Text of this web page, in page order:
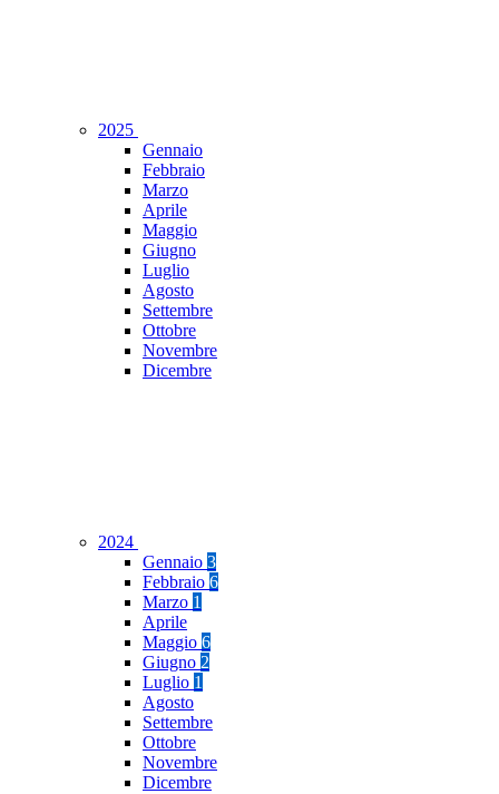
2025
Gennaio
Febbraio
Marzo
Aprile
Maggio
Giugno
Luglio
Agosto
Settembre
Ottobre
Novembre
Dicembre
2024
Gennaio 3
Febbraio 6
Marzo 1
Aprile
Maggio 6
Giugno 2
Luglio 1
Agosto
Settembre
Ottobre
Novembre
Dicembre